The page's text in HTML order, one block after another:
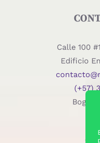
Calle 100
Edificio
(+57)